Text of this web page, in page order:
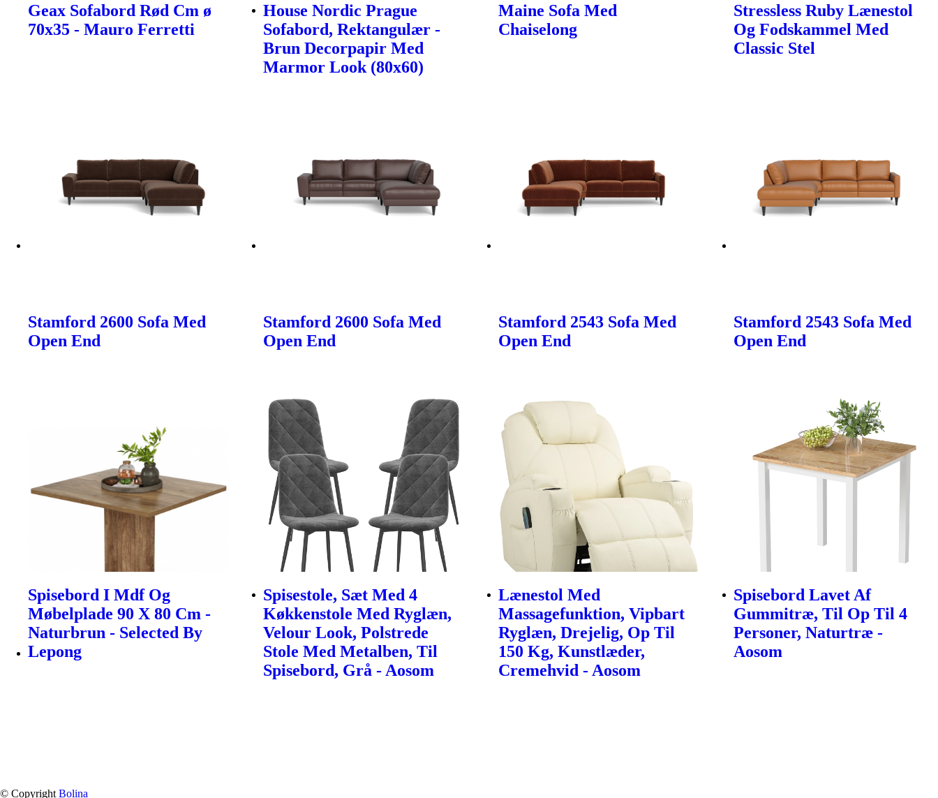
Geax Sofabord Rød Cm ø
70x35 - Mauro Ferretti
House Nordic Prague
Sofabord, Rektangulær -
Brun Decorpapir Med
Marmor Look (80x60)
Maine Sofa Med
Chaiselong
Stressless Ruby Lænestol
Og Fodskammel Med
Classic Stel
Stamford 2600 Sofa Med
Open End
Stamford 2600 Sofa Med
Open End
Stamford 2543 Sofa Med
Open End
Stamford 2543 Sofa Med
Open End
Spisebord I Mdf Og
Møbelplade 90 X 80 Cm -
Naturbrun - Selected By
Lepong
Spisestole, Sæt Med 4
Køkkenstole Med Ryglæn,
Velour Look, Polstrede
Stole Med Metalben, Til
Spisebord, Grå - Aosom
Lænestol Med
Massagefunktion, Vipbart
Ryglæn, Drejelig, Op Til
150 Kg, Kunstlæder,
Cremehvid - Aosom
Spisebord Lavet Af
Gummitræ, Til Op Til 4
Personer, Naturtræ -
Aosom
© Copyright Bolina